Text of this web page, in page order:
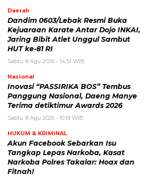
Daerah
Dandim 0603/Lebak Resmi Buka
Kejuaraan Karate Antar Dojo INKAI,
Jaring Bibit Atlet Unggul Sambut
HUT ke-81 RI
Sabtu, 8 Agu 2026 - 14:51 WIB
Nasional
Inovasi “PASSIRIKA BOS” Tembus
Panggung Nasional, Daeng Manye
Terima detiktimur Awards 2026
Sabtu, 8 Agu 2026 - 10:19 WIB
HUKUM & KRIMINAL
Akun Facebook Sebarkan Isu
Tangkap Lepas Narkoba, Kasat
Narkoba Polres Takalar: Hoax dan
Fitnah!